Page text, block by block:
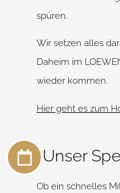
spüren.
Wir setzen alles
Daheim im
wieder kommen.
Hier geht es zum
Unser
Ob ein schnelles